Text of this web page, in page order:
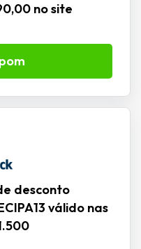
no site
desconto
válido nas